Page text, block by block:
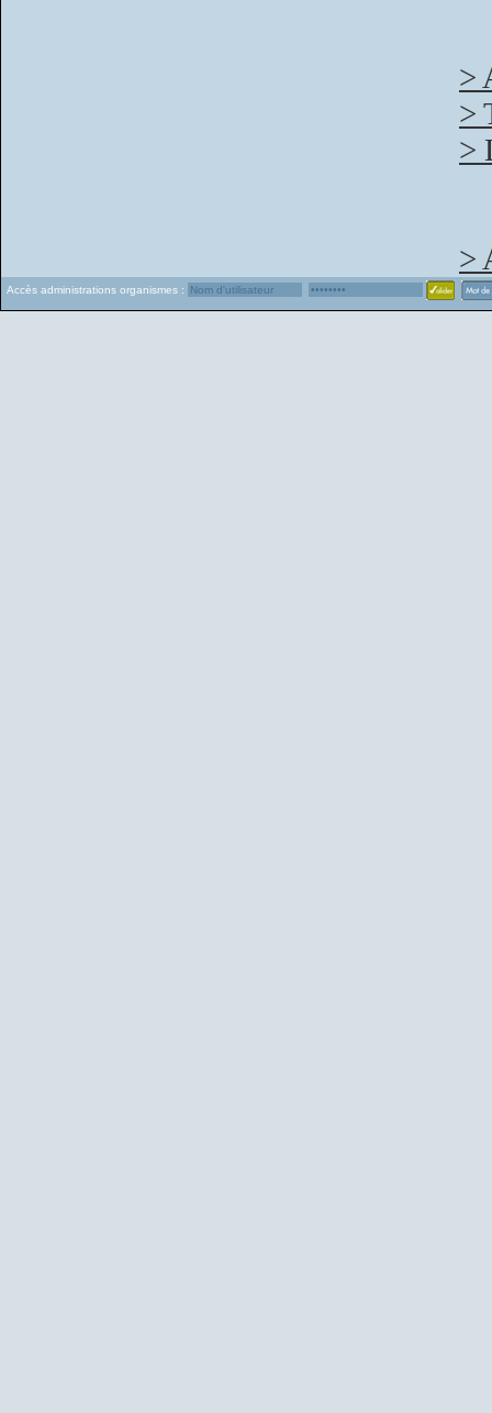
>
>
>
>
Accès administrations organismes :